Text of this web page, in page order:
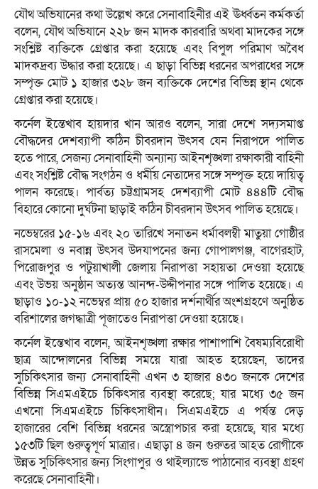
যৌথ অভিযানের কথা উল্লেখ করে সেনাবাহিনীর এই ঊর্ধ্বতন কর্মকর্তা
বলেন, যৌথ অভিযানে ২২৮ জন মাদক কারবারি অথবা মাদকের সঙ্গে
সংশ্লিষ্ট ব্যক্তিকে গ্রেপ্তার করা হয়েছে এবং বিপুল পরিমাণ অবৈধ
মাদকদ্রব্য উদ্ধার করা হয়েছে। এ ছাড়া বিভিন্ন ধরনের অপরাধের সঙ্গে
সম্পৃক্ত মোট ১ হাজার ৩২৮ জন ব্যক্তিকে দেশের বিভিন্ন স্থান থেকে
গ্রেপ্তার করা হয়েছে।
কর্নেল ইন্তেখাব হায়দার খান আরও বলেন, সারা দেশে সদ্যসমাপ্ত
বৌদ্ধদের দেশব্যাপী কঠিন চীবরদান উৎসব যেন নিরাপদে পালিত
হতে পারে, সেজন্য সেনাবাহিনী অন্যান্য আইনশৃঙ্খলা রক্ষাকারী বাহিনী
এবং সংশ্লিষ্ট বৌদ্ধ সংগঠন ও ধর্মীয় নেতাদের সঙ্গে সম্পৃক্ত হয়ে দায়িত্ব
পালন করেছে। পার্বত্য চট্টগ্রামসহ দেশব্যাপী মোট ৪৪৪টি বৌদ্ধ
বিহারে কোনো দুর্ঘটনা ছাড়াই কঠিন চীবরদান উৎসব পালিত হয়েছে।
নভেম্বরের ১৫-১৬ এবং ২০ তারিখে সনাতন ধর্মাবলম্বী মাতুয়া গোষ্ঠীর
রাসমেলা ও নবান্ন উৎসব উদযাপনের জন্য গোপালগঞ্জ, বাগেরহাট,
পিরোজপুর ও পটুয়াখালী জেলায় নিরাপত্তা সহায়তা দেওয়া হয়েছে
এবং উভয় অনুষ্ঠান অত্যন্ত আনন্দ-উদ্দীপনার সঙ্গে পালিত হয়েছে। এ
ছাড়াও ১০-১২ নভেম্বর প্রায় ৫০ হাজার দর্শনার্থীর অংশগ্রহণে অনুষ্ঠিত
বরিশালের জগদ্ধাত্রী পূজাতেও নিরাপত্তা দেওয়া হয়েছে।
কর্নেল ইন্তেখাব বলেন, আইনশৃঙ্খলা রক্ষার পাশাপাশি বৈষম্যবিরোধী
ছাত্র আন্দোলনের বিভিন্ন সময়ে যারা আহত হয়েছেন, তাদের
সুচিকিৎসার জন্য সেনাবাহিনী এখন ৩ হাজার ৪৩০ জনকে দেশের
বিভিন্ন সিএমএইচে চিকিৎসার ব্যবস্থা করেছে; যার মধ্যে ৩৫ জন
এখনো সিএমএইচে চিকিৎসাধীন। সিএমএইচে এ পর্যন্ত দেড়
হাজারের বেশি বিভিন্ন ধরনের অস্ত্রোপচার করা হয়েছে, যার মধ্যে
১৫৩টি ছিল গুরুত্বপূর্ণ মাত্রার। এছাড়া ৪ জন গুরুতর আহত রোগীকে
উন্নত সুচিকিৎসার জন্য সিংগাপুর ও থাইল্যান্ডে পাঠানোর ব্যবস্থা গ্রহণ
করেছে সেনাবাহিনী।